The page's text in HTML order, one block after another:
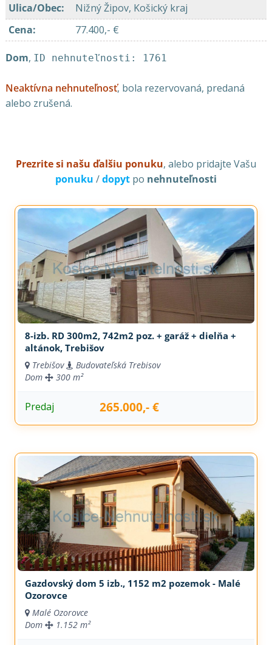
Ulica/Obec:
Nižný Žipov, Košický kraj
Cena: 77.400,- €
Dom, ID nehnuteľnosti: 1761
Neaktívna nehnuteľnosť, bola rezervovaná, predaná
alebo zrušená.
Prezrite si našu ďalšiu ponuku, alebo pridajte Vašu
ponuku /dopyt po nehnuteľnosti
8-izb. RD 300m2, 742m2 poz. + garáž + dielňa +
altánok, Trebišov
Trebišov
Budovateľská Trebisov
Dom
300 m²
Predaj 265.000,- €
Gazdovský dom 5 izb., 1152 m2 pozemok - Malé
Ozorovce
Malé Ozorovce
Dom
1.152 m²